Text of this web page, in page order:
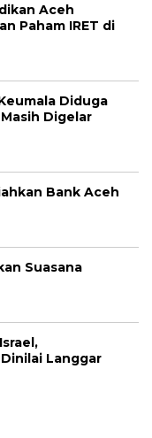
Aceh
Paham IRET di
Diduga
Digelar
Bank Aceh
Suasana
Langgar